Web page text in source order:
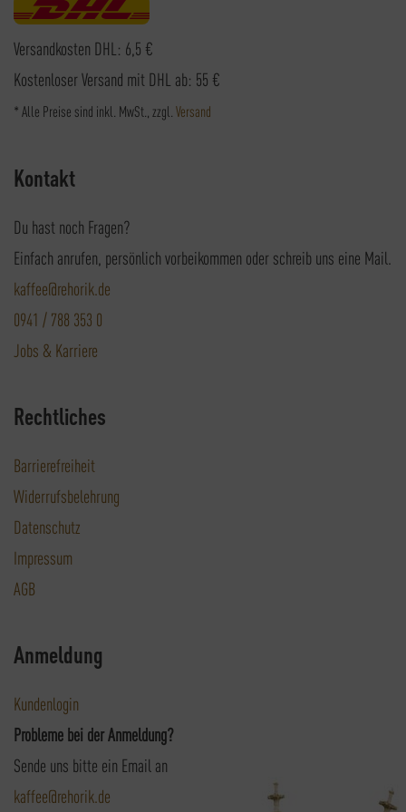
Versandkosten DHL: 6,5 €
Kostenloser Versand mit DHL ab: 55 €
* Alle Preise sind inkl. MwSt., zzgl. Versand
Kontakt
Du hast noch Fragen?
Einfach anrufen, persönlich vorbeikommen oder schreib uns eine Mail.
kaffee@rehorik.de
0941 / 788 353 0
Jobs & Karriere
Rechtliches
Barrierefreiheit
Widerrufsbelehrung
Datenschutz
Impressum
AGB
Anmeldung
Kundenlogin
Probleme bei der Anmeldung?
Sende uns bitte ein Email an
kaffee@rehorik.de